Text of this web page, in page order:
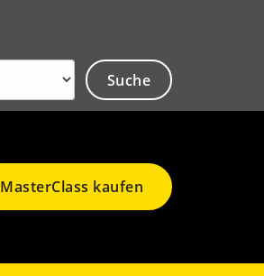
MasterClass kaufen